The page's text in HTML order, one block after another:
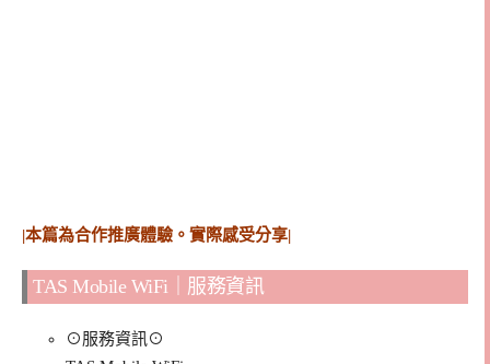
|本篇為合作推廣體驗。實際感受分享|
TAS Mobile WiFi｜服務資訊
⊙服務資訊⊙